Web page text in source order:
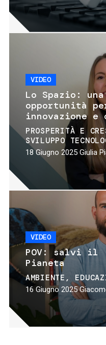
VIDEO
Lo Spazio: una
opportunità
innovazione e
PROSPERITÀ E
SVILUPPO
18 Giugno 2025 Giulia
VIDEO
POV: salvi il
Pianeta
AMBIENTE
16 Giugno 2025